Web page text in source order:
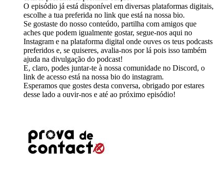
O episódio já está disponível em diversas plataformas digitais,
escolhe a tua preferida no link que está na nossa bio.
Se gostaste do nosso conteúdo, partilha com amigos que
aches que podem igualmente gostar, segue-nos aqui no
Instagram e na plataforma digital onde ouves os teus podcasts
preferidos e, se quiseres, avalia-nos por lá pois isso também
ajuda na divulgação do podcast!
E, claro, podes juntar-te à nossa comunidade no Discord, o
link de acesso está na nossa bio do instagram.
Esperamos que gostes desta conversa, obrigado por estares
desse lado a ouvir-nos e até ao próximo episódio!